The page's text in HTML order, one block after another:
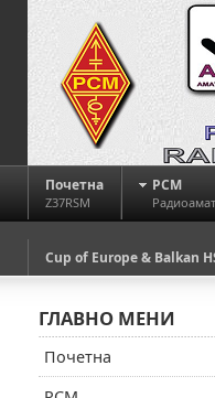
Почетна
Z37RSM
РСМ
Cup of Europe & Balkan
ГЛАВНО МЕНИ
Почетна